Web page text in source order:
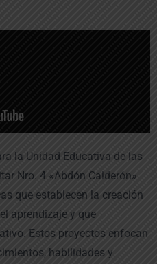
la Unidad Educativa de las
Nro. 4 «Abdón Calderón»
que establecen la creación
aprendizaje y que
Estos proyectos enfocan
habilidades y